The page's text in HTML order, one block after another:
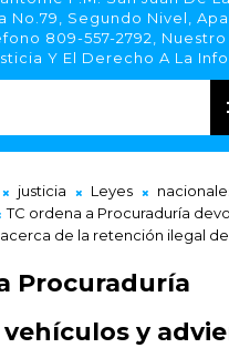
No.79, Segundo Nivel,
809-557-2792, Nuestro
Y El Derecho A La
justicia Leyes
TC ordena a Procuraduría
de la retención ilegal
Procuraduría
vehículos y